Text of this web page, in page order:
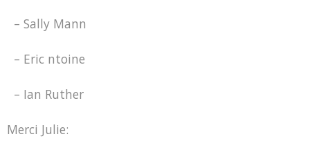
– Sally Mann
– Eric ntoine
– Ian Ruther
Merci Julie: